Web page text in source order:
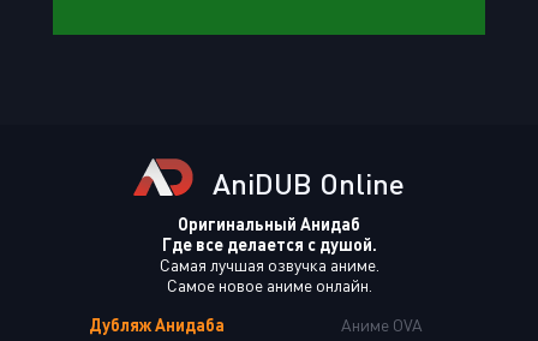
AniDUB Online
Оригинальный Анидаб
Где все делается с душой.
Самая лучшая озвучка аниме.
Самое новое аниме онлайн.
Дубляж Анидаба
Аниме OVA